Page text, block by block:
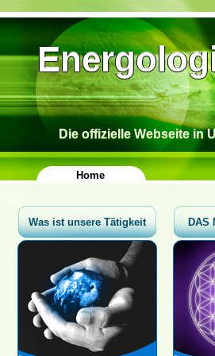
Home
Die offizielle Webseite in
Was ist unsere Tätigkeit DAS